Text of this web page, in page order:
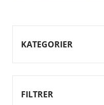
KATEGORIER
FILTRER